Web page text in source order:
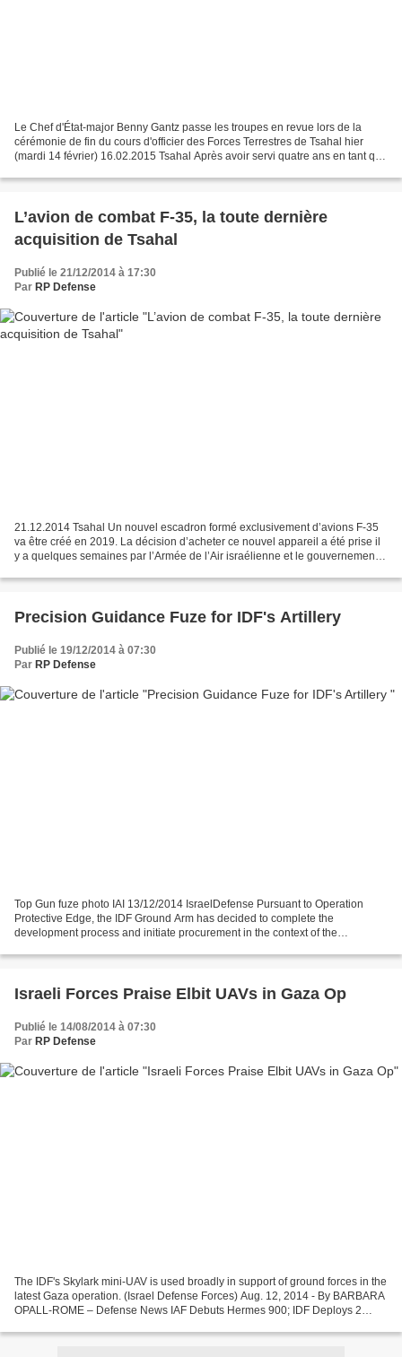
Le Chef d'État-major Benny Gantz passe les troupes en revue lors de la
cérémonie de fin du cours d'officier des Forces Terrestres de Tsahal hier
(mardi 14 février) 16.02.2015 Tsahal Après avoir servi quatre ans en tant que
L’avion de combat F-35, la toute dernière
acquisition de Tsahal
Publié le 21/12/2014 à 17:30
Par RP Defense
21.12.2014 Tsahal Un nouvel escadron formé exclusivement d’avions F-35
va être créé en 2019. La décision d’acheter ce nouvel appareil a été prise il
y a quelques semaines par l’Armée de l’Air israélienne et le gouvernement
Precision Guidance Fuze for IDF's Artillery
Publié le 19/12/2014 à 07:30
Par RP Defense
Top Gun fuze photo IAI 13/12/2014 IsraelDefense Pursuant to Operation
Protective Edge, the IDF Ground Arm has decided to complete the
development process and initiate procurement in the context of the
Israeli Forces Praise Elbit UAVs in Gaza Op
Publié le 14/08/2014 à 07:30
Par RP Defense
The IDF's Skylark mini-UAV is used broadly in support of ground forces in the
latest Gaza operation. (Israel Defense Forces) Aug. 12, 2014 - By BARBARA
OPALL-ROME – Defense News IAF Debuts Hermes 900; IDF Deploys 2